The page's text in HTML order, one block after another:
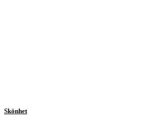
Skönhet